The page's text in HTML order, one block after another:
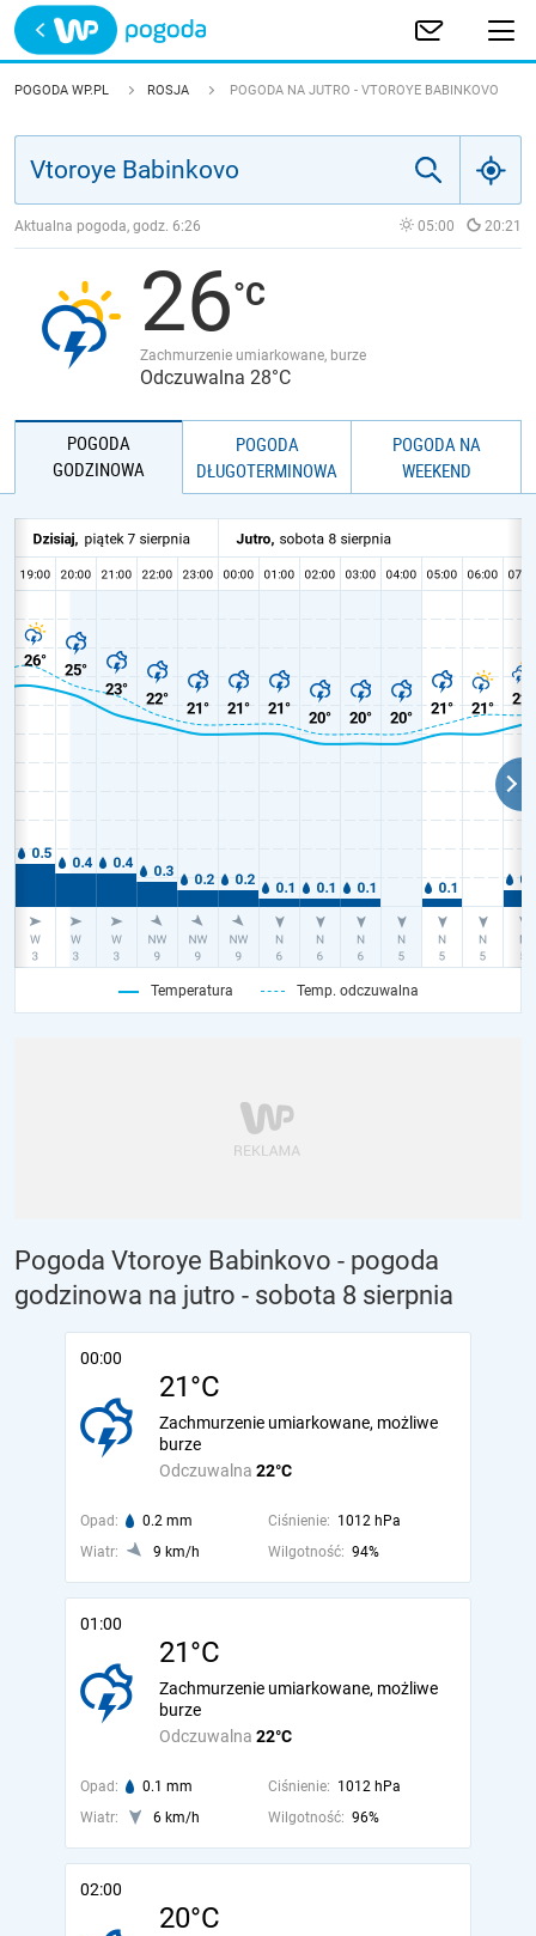
Trwa ładowanie
POLSKA
JAKOŚĆ POWIETRZA
POGODA WP.PL ROSJA POGODA NA JUTRO - VTOROYE BABINKOVO
Aktualna pogoda, godz. 6:26 05:00 20:21
26
Zachmurzenie umiarkowane, burze
Odczuwalna 28°C
POGODA
GODZINOWA
POGODA
DŁUGOTERMINOWA
POGODA NA
WEEKEND
Temperatura Temp. odczuwalna
Pogoda Vtoroye Babinkovo - pogoda
godzinowa na jutro - sobota 8 sierpnia
00:00
21°C
Odczuwalna 22°C
Zachmurzenie umiarkowane, możliwe
burze
Opad: 0.2 mm Ciśnienie: 1012 hPa
Wiatr:
9 km/h Wilgotność: 94%
01:00
21°C
Odczuwalna 22°C
Zachmurzenie umiarkowane, możliwe
burze
Opad: 0.1 mm Ciśnienie: 1012 hPa
Wiatr:
6 km/h Wilgotność: 96%
02:00
20°C